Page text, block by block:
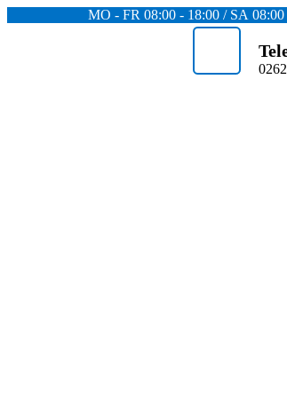
MO - FR 08:00 - 18:00 / SA 08:00